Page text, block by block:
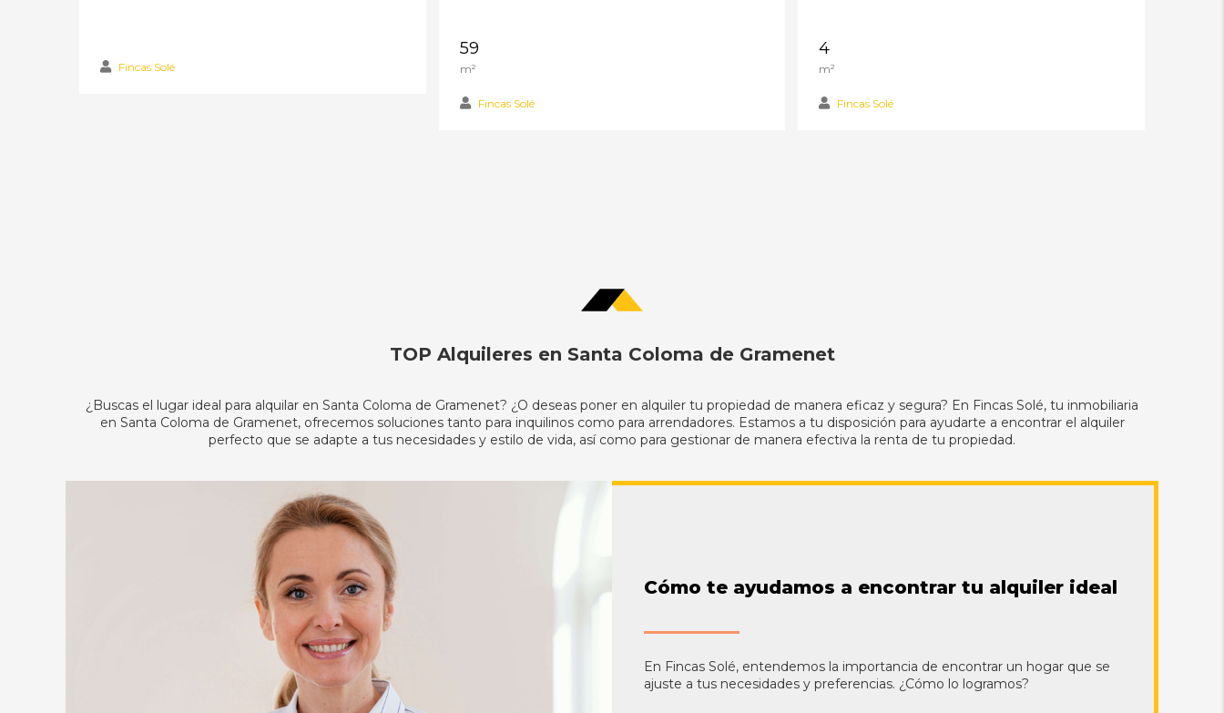
Fincas Solé
59
m²
Fincas Solé
4
m²
Fincas Solé
TOP Alquileres en Santa Coloma de Gramenet
¿Buscas el lugar ideal para alquilar en Santa Coloma de Gramenet? ¿O deseas poner en alquiler tu propiedad de manera eficaz y segura? En Fincas Solé, tu inmobiliaria
en Santa Coloma de Gramenet, ofrecemos soluciones tanto para inquilinos como para arrendadores. Estamos a tu disposición para ayudarte a encontrar el alquiler
perfecto que se adapte a tus necesidades y estilo de vida, así como para gestionar de manera efectiva la renta de tu propiedad.
Cómo te ayudamos a encontrar tu alquiler ideal
En Fincas Solé, entendemos la importancia de encontrar un hogar que se
ajuste a tus necesidades y preferencias. ¿Cómo lo logramos?